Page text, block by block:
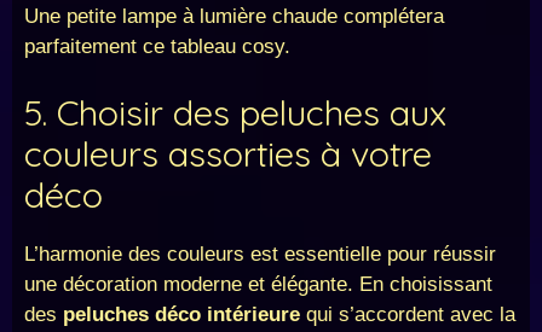
Une petite lampe à lumière chaude complétera
parfaitement ce tableau cosy.
5. Choisir des peluches aux
couleurs assorties à votre
déco
L’harmonie des couleurs est essentielle pour réussir
une décoration moderne et élégante. En choisissant
des peluches déco intérieure qui s’accordent avec la